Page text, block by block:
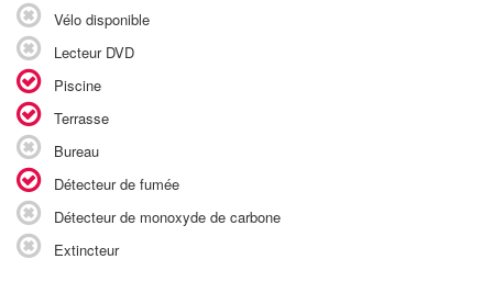
Vélo disponible
Lecteur DVD
Piscine
Terrasse
Bureau
Détecteur de fumée
Détecteur de monoxyde de carbone
Extincteur